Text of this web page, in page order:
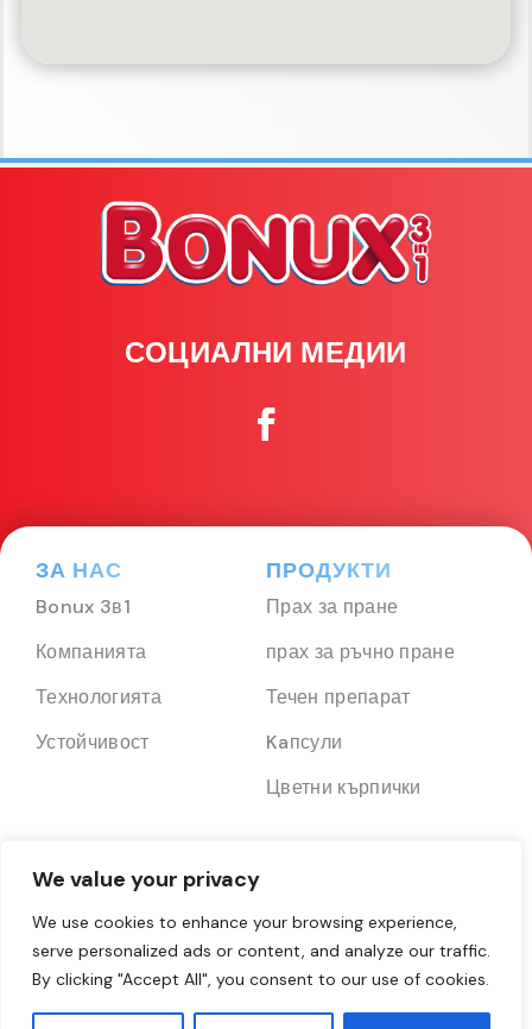
We value your privacy
We use cookies to enhance your browsing experience,
serve personalized ads or content, and analyze our traffic.
By clicking "Accept All", you consent to our use of cookies.
СОЦИАЛНИ МЕДИИ
ЗА НАС
Bonux 3в1
Компанията
Технологията
Устойчивост
ПРОДУКТИ
Прах за пране
прах за ръчно пране
Течен препарат
Kaпсули
Цветни кърпички
СЕМЕЙСТВОТО НА
Bonux Smart
Усмивколандия
Правила и условия
Политика за защита на
личните данни